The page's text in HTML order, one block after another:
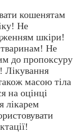
кошенятам
Не
шкіри!
тваринам! Не
до пропоксуру
Лікування
масою тіла
на оцінці
лікарем